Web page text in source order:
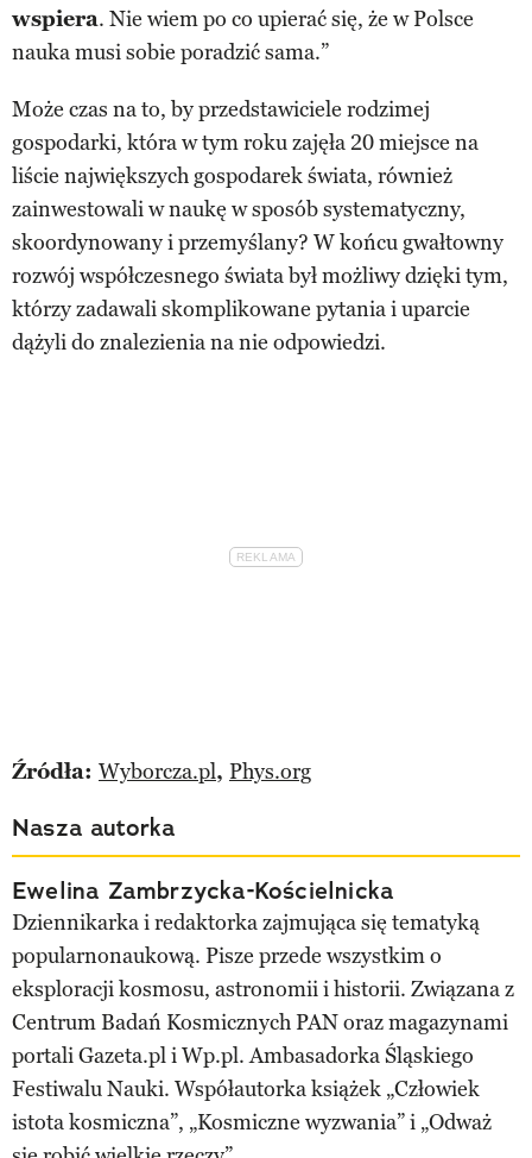
wspiera. Nie wiem po co upierać się, że w Polsce
nauka musi sobie poradzić sama.”
Może czas na to, by przedstawiciele rodzimej
gospodarki, która w tym roku zajęła 20 miejsce na
liście największych gospodarek świata, również
zainwestowali w naukę w sposób systematyczny,
skoordynowany i przemyślany? W końcu gwałtowny
rozwój współczesnego świata był możliwy dzięki tym,
którzy zadawali skomplikowane pytania i uparcie
dążyli do znalezienia na nie odpowiedzi.
Źródła: Wyborcza.pl, Phys.org
Nasza autorka
Ewelina Zambrzycka-Kościelnicka
Dziennikarka i redaktorka zajmująca się tematyką
popularnonaukową. Pisze przede wszystkim o
eksploracji kosmosu, astronomii i historii. Związana z
Centrum Badań Kosmicznych PAN oraz magazynami
portali Gazeta.pl i Wp.pl. Ambasadorka Śląskiego
Festiwalu Nauki. Współautorka książek „Człowiek
istota kosmiczna”, „Kosmiczne wyzwania” i „Odważ